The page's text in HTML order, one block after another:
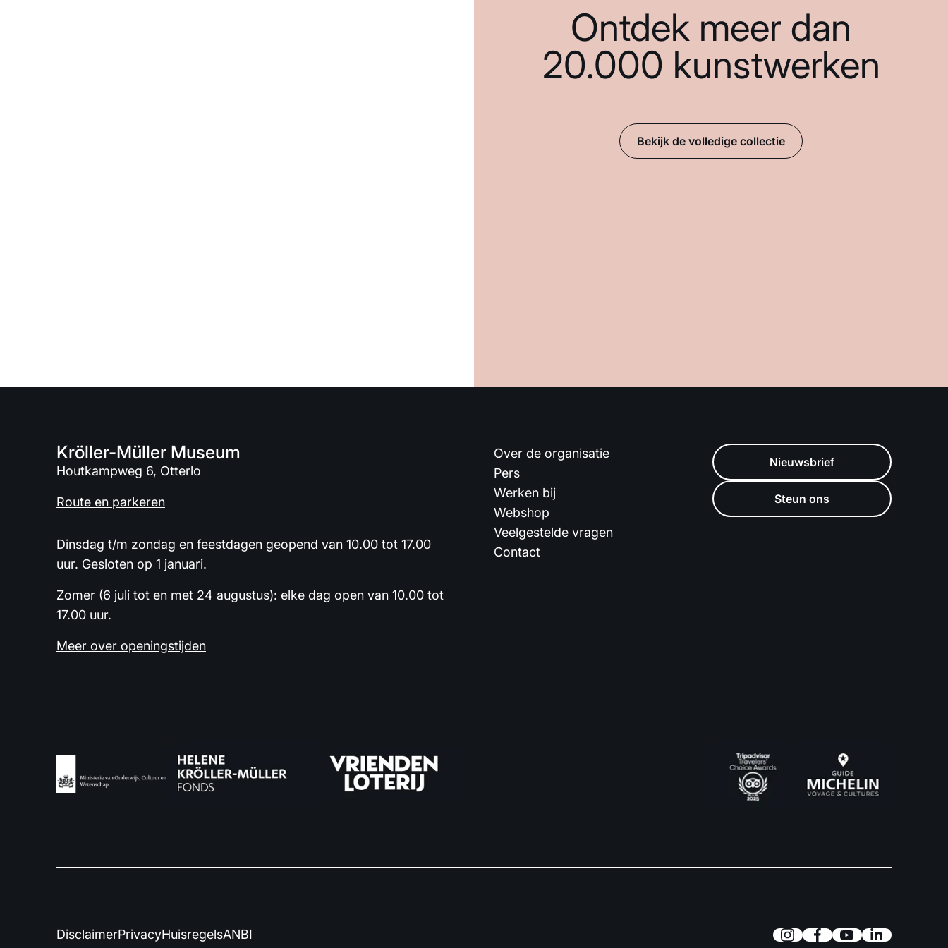
Ontdek meer dan
20.000 kunstwerken
Bekijk de volledige collectie
Kröller-Müller Museum
Houtkampweg 6, Otterlo
Route en parkeren
Dinsdag t/m zondag en feestdagen geopend van 10.00 tot 17.00
uur. Gesloten op 1 januari.
Zomer (6 juli tot en met 24 augustus): elke dag open van 10.00 tot
17.00 uur.
Meer over openingstijden
Over de organisatie
Pers
Werken bij
Webshop
Veelgestelde vragen
Contact
Nieuwsbrief
Steun ons
DisclaimerPrivacyHuisregelsANBI